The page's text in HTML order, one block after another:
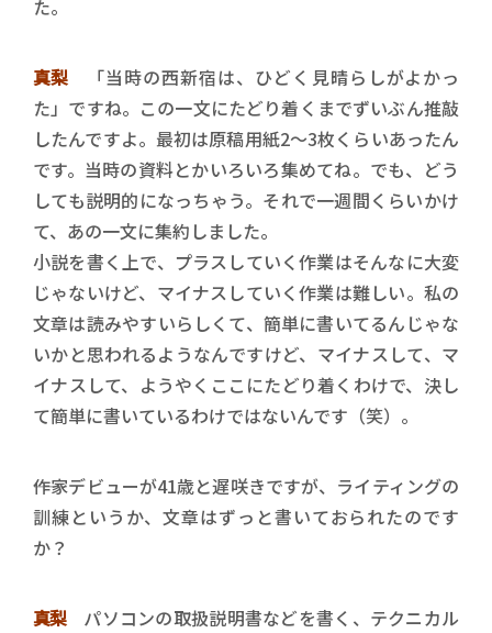
た。
真梨「当時の西新宿は、ひどく見晴らしがよかっ
た」ですね。この一文にたどり着くまでずいぶん推敲
したんですよ。最初は原稿用紙2～3枚くらいあったん
です。当時の資料とかいろいろ集めてね。でも、どう
しても説明的になっちゃう。それで一週間くらいかけ
て、あの一文に集約しました。
小説を書く上で、プラスしていく作業はそんなに大変
じゃないけど、マイナスしていく作業は難しい。私の
文章は読みやすいらしくて、簡単に書いてるんじゃな
いかと思われるようなんですけど、マイナスして、マ
イナスして、ようやくここにたどり着くわけで、決し
て簡単に書いているわけではないんです（笑）。
――作家デビューが41歳と遅咲きですが、ライティングの
訓練というか、文章はずっと書いておられたのです
か？
真梨パソコンの取扱説明書などを書く、テクニカル